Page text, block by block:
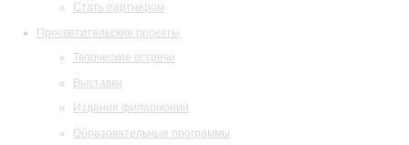
Стать партнером
Просветительские проекты
Творческие встречи
Выставки
Издания филармонии
Образовательные программы